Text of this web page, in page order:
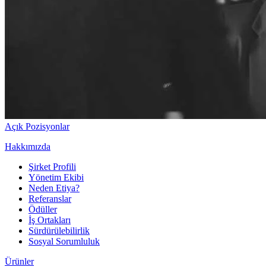
Açık Pozisyonlar
Hakkımızda
Şirket Profili
Yönetim Ekibi
Neden Etiya?
Referanslar
Ödüller
İş Ortakları
Sürdürülebilirlik
Sosyal Sorumluluk
Ürünler